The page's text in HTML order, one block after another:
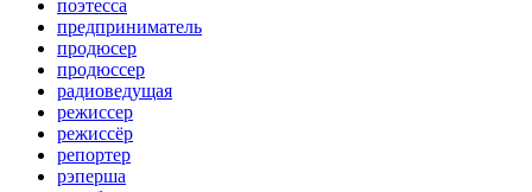
поэтесса
предприниматель
продюсер
продюссер
радиоведущая
режиссер
режиссёр
репортер
рэперша